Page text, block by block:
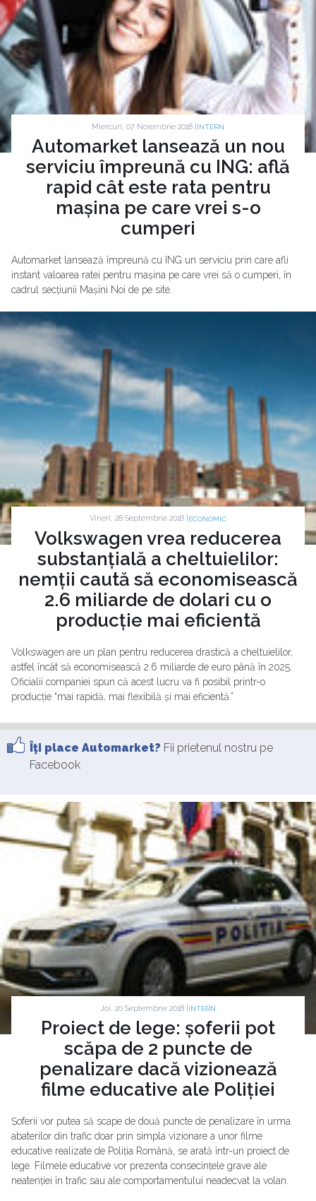
Miercuri, 07 Noiembrie 2018 | INTERN
Automarket lansează un nou
serviciu împreună cu ING: află
rapid cât este rata pentru
mașina pe care vrei s-o
cumperi
Automarket lansează împreună cu ING un serviciu prin care afli
instant valoarea ratei pentru mașina pe care vrei să o cumperi, în
cadrul secțiunii Mașini Noi de pe site.
Vineri, 28 Septembrie 2018 | ECONOMIC
Volkswagen vrea reducerea
substanțială a cheltuielilor:
nemții caută să economisească
2.6 miliarde de dolari cu o
producție mai eficientă
Volkswagen are un plan pentru reducerea drastică a cheltuielilor,
astfel încât să economisească 2.6 miliarde de euro până în 2025.
Oficialii companiei spun că acest lucru va fi posibil printr-o
producție “mai rapidă, mai flexibilă și mai eficientă.”
Îţi place Automarket? Fii prietenul nostru pe
Facebook
Joi, 20 Septembrie 2018 | INTERN
Proiect de lege: șoferii pot
scăpa de 2 puncte de
penalizare dacă vizionează
filme educative ale Poliției
Șoferii vor putea să scape de două puncte de penalizare în urma
abaterilor din trafic doar prin simpla vizionare a unor filme
educative realizate de Poliția Română, se arată într-un proiect de
lege. Filmele educative vor prezenta consecințele grave ale
neatenției în trafic sau ale comportamentului neadecvat la volan.